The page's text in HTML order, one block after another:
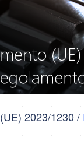
2023/1230 /